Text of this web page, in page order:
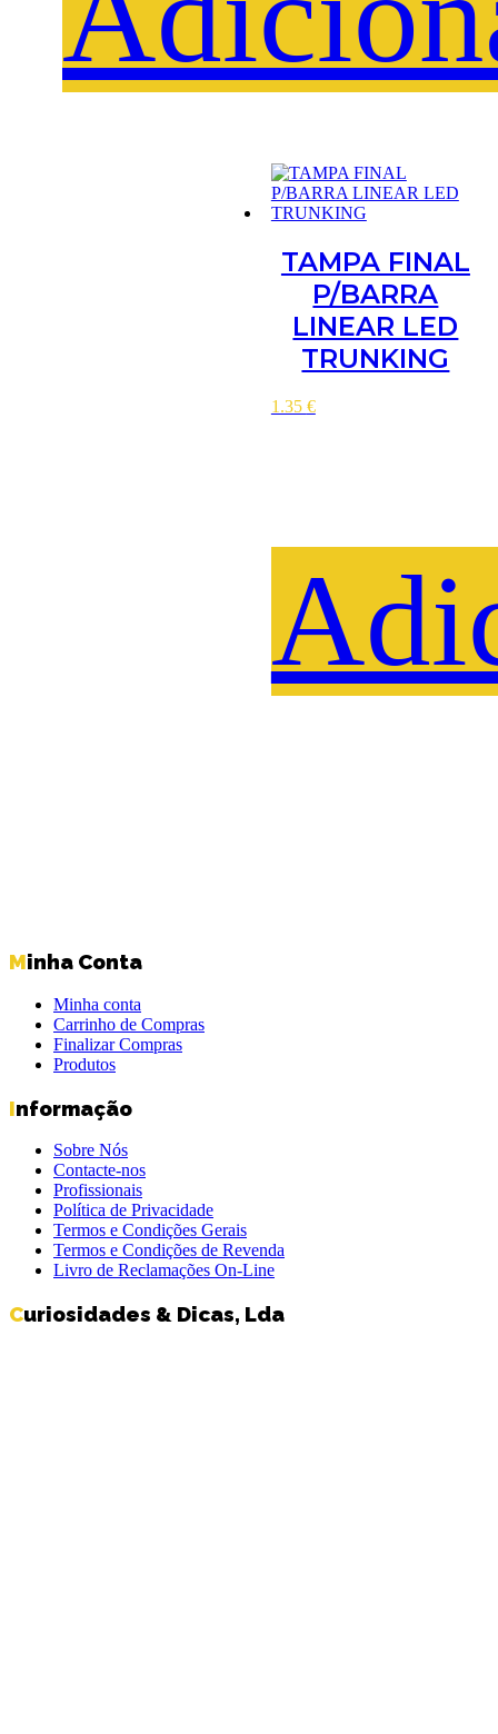
TAMPA FINAL
P/BARRA
LINEAR LED
TRUNKING
1.35 €
Minha Conta
Minha conta
Carrinho de Compras
Finalizar Compras
Produtos
Informação
Sobre Nós
Contacte-nos
Profissionais
Política de Privacidade
Termos e Condições Gerais
Termos e Condições de Revenda
Livro de Reclamações On-Line
Curiosidades & Dicas, Lda